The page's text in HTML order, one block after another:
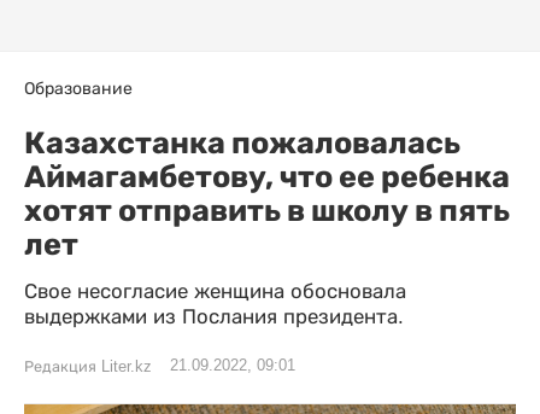
Образование
Казахстанка пожаловалась
Аймагамбетову, что ее ребенка
хотят отправить в школу в пять
лет
Свое несогласие женщина обосновала
выдержками из Послания президента.
Редакция Liter.kz 21.09.2022, 09:01